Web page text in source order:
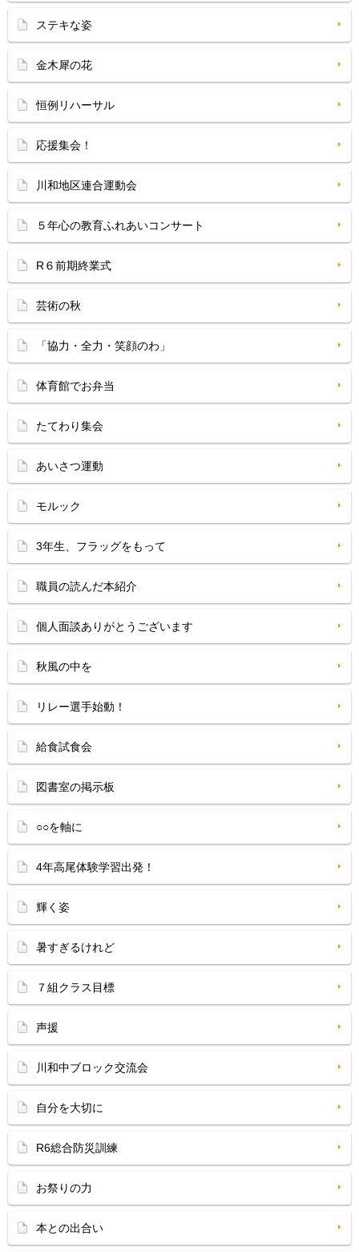
ステキな姿
金木犀の花
恒例リハーサル
応援集会！
川和地区連合運動会
５年心の教育ふれあいコンサート
R６前期終業式
芸術の秋
「協力・全力・笑顔のわ」
体育館でお弁当
たてわり集会
あいさつ運動
モルック
3年生、フラッグをもって
職員の読んだ本紹介
個人面談ありがとうございます
秋風の中を
リレー選手始動！
給食試食会
図書室の掲示板
○○を軸に
4年高尾体験学習出発！
輝く姿
暑すぎるけれど
７組クラス目標
声援
川和中ブロック交流会
自分を大切に
R6総合防災訓練
お祭りの力
本との出合い